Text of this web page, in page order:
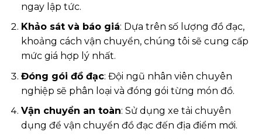
ngay lập tức.
Khảo sát và báo giá: Dựa trên số lượng đồ đạc,
khoảng cách vận chuyển, chúng tôi sẽ cung cấp
mức giá hợp lý nhất.
Đóng gói đồ đạc: Đội ngũ nhân viên chuyên
nghiệp sẽ phân loại và đóng gói từng món đồ.
Vận chuyển an toàn: Sử dụng xe tải chuyên
dụng để vận chuyển đồ đạc đến địa điểm mới.